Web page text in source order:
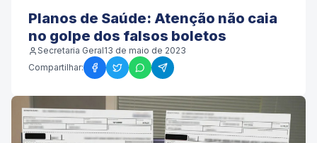
Planos de Saúde: Atenção não caia
no golpe dos falsos boletos
Secretaria Geral13 de maio de 2023
Compartilhar: